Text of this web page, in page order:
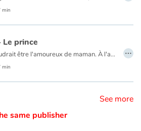
aussi disponible en anglais :
min
Le prince
Caillou voudrait être l'amoureux de maman. À l'aide d'une histoire, papa lui explique que c'est impossible.
aussi disponible en anglais :
min
…
See more
same publisher